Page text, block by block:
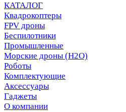
КАТАЛОГ
Квадрокоптеры
FPV дроны
Беспилотники
Промышленные
Морские дроны (H2O)
Роботы
Комплектующие
Аксессуары
Гаджеты
О компании